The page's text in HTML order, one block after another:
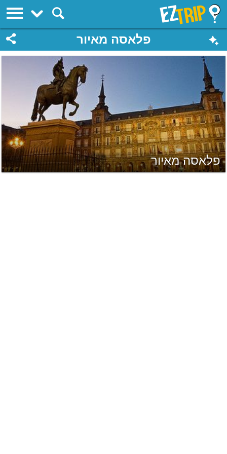
EZTrip
פלאסה מאיור
פלאסה מאיור